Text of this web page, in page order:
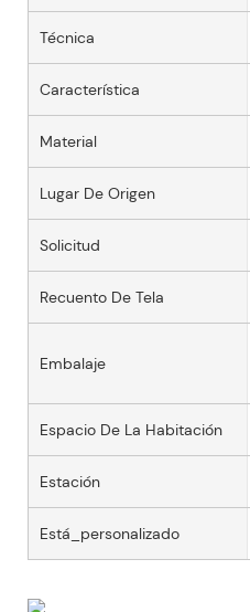
Técnica
Característica
Material
Lugar De Origen
Solicitud
Recuento De Tela
Embalaje
Espacio De La Habitación
Estación
Está_personalizado